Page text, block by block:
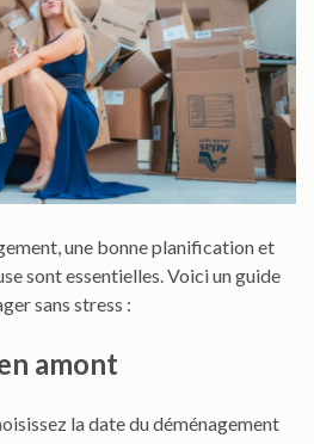
une bonne planification et
sont essentielles. Voici un guide
sans stress :
amont
la date du déménagement